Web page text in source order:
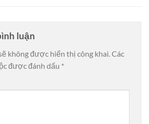
luận
không được hiển thị công khai.Các
được đánh dấu *